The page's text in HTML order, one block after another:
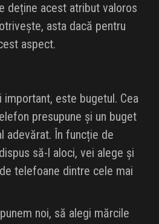
deține acest atribut valoros
asta dacă pentru
aspect.
important, este bugetul. Cea
presupune și un buget
adevărat. În funcție de
să-l aloci, vei alege și
telefoane dintre cele mai
noi, să alegi mărcile